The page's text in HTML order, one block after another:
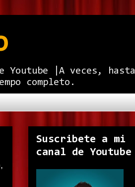
|A veces, hasta
completo.
Suscribete a mi
canal de Youtube